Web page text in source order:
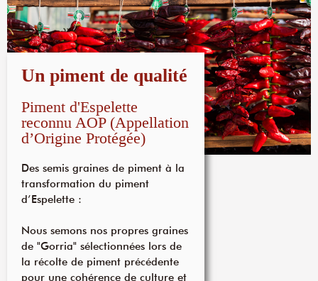
Un piment de qualité
Piment d'Espelette
reconnu AOP (Appellation
d’Origine Protégée)
Des semis graines de piment à la
transformation du piment
d’Espelette :
Nous semons nos propres graines
de "Gorria" sélectionnées lors de
la récolte de piment précédente
pour une cohérence de culture et